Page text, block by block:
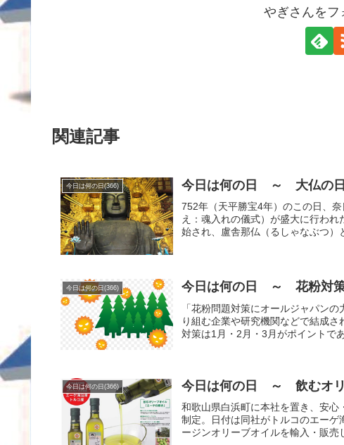
やぎさんをフ
関連記事
今日は何の日(366) 今日は何の日 ～ 大仏の日
752年（天平勝宝4年）のこの日、
え：魂入れの儀式）が盛大に行わ
始され、盧舎那仏（るしゃなぶつ）
今日は何の日(366) 今日は何の日 ～ 花粉対策
「花粉問題対策にオールジャパン
り組む企業や研究機関などで結成
対策は1月・2月・3月がポイントで
今日は何の日(366) 今日は何の日 ～ 飲むオリ
和歌山県白浜町に本社を置き、安
制定。日付は同社がトルコのエー
ージンオリーブオイルを輸入・販売